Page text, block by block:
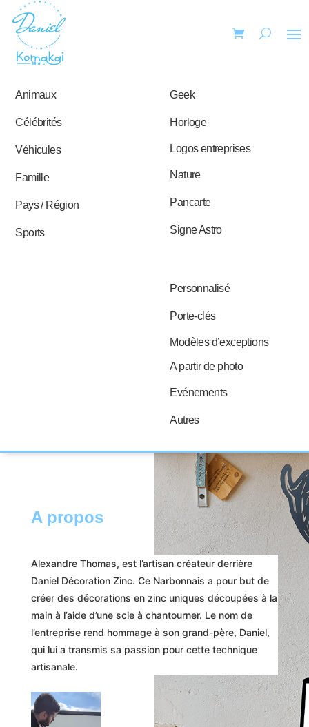
Animaux
Célébrités
Véhicules
Famille
Pays / Région
Sports
Geek
Horloge
Logos entreprises
Nature
Pancarte
Signe Astro
Personnalisé
Porte-clés
Modèles d’exceptions
A partir de photo
Evénements
Autres
A propos
Alexandre Thomas, est l’artisan créateur derrière
Daniel Décoration Zinc. Ce Narbonnais a pour but de
créer des décorations en zinc uniques découpées à la
main à l’aide d’une scie à chantourner. Le nom de
l’entreprise rend hommage à son grand-père, Daniel,
qui lui a transmis sa passion pour cette technique
artisanale.